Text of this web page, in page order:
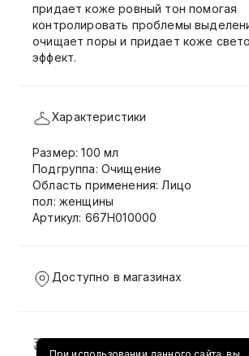
придает коже ровный тон помогая
контролировать проблемы
очищает поры и придает коже
эффект.
Характеристики
Размер: 100 мл
Подгруппа: Очищение
Область применения: Лицо
пол: женщины
Артикул: 667H010000
Доступно в магазинах
Доставка и возврат